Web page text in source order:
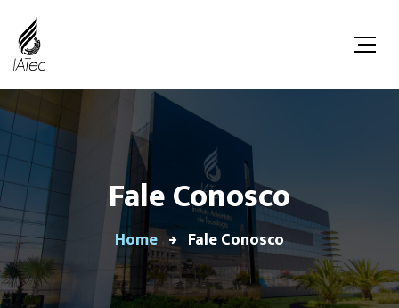
Fale Conosco
Home Fale Conosco